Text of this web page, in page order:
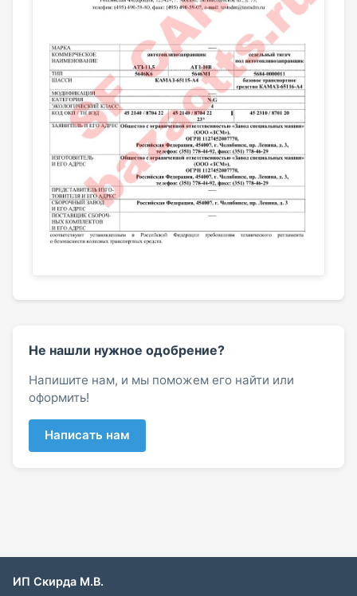
Не нашли нужное одобрение?
Напишите нам, и мы поможем его найти или
оформить!
Написать нам
ИП Скирда М.В.